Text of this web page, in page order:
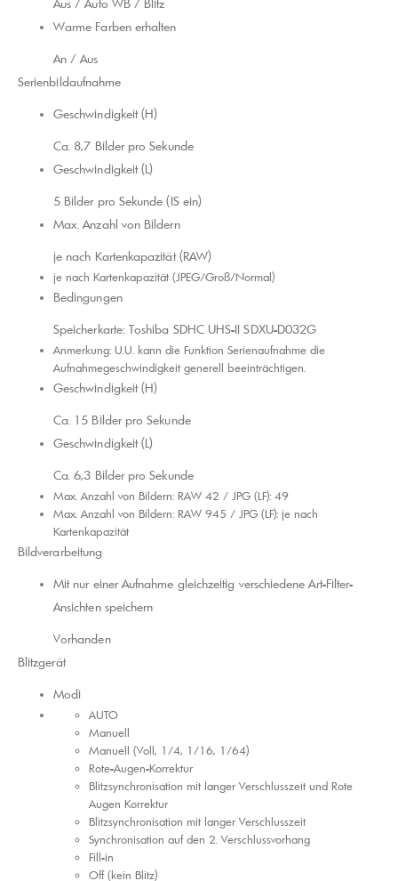
Aus / Auto WB / Blitz
Warme Farben erhalten
An / Aus
Serienbildaufnahme
Geschwindigkeit (H)
Ca. 8,7 Bilder pro Sekunde
Geschwindigkeit (L)
5 Bilder pro Sekunde (IS ein)
Max. Anzahl von Bildern
je nach Kartenkapazität (RAW)
je nach Kartenkapazität (JPEG/Groß/Normal)
Bedingungen
Speicherkarte: Toshiba SDHC UHS-II SDXU-D032G
Anmerkung: U.U. kann die Funktion Serienaufnahme die
Aufnahmegeschwindigkeit generell beeinträchtigen.
Geschwindigkeit (H)
Ca. 15 Bilder pro Sekunde
Geschwindigkeit (L)
Ca. 6,3 Bilder pro Sekunde
Max. Anzahl von Bildern: RAW 42 / JPG (LF): 49
Max. Anzahl von Bildern: RAW 945 / JPG (LF): je nach
Kartenkapazität
Bildverarbeitung
Mit nur einer Aufnahme gleichzeitig verschiedene Art-Filter-
Ansichten speichern
Vorhanden
Blitzgerät
Modi
AUTO
Manuell
Manuell (Voll, 1/4, 1/16, 1/64)
Rote-Augen-Korrektur
Blitzsynchronisation mit langer Verschlusszeit und Rote
Augen Korrektur
Blitzsynchronisation mit langer Verschlusszeit
Synchronisation auf den 2. Verschlussvorhang
Fill-in
Off (kein Blitz)